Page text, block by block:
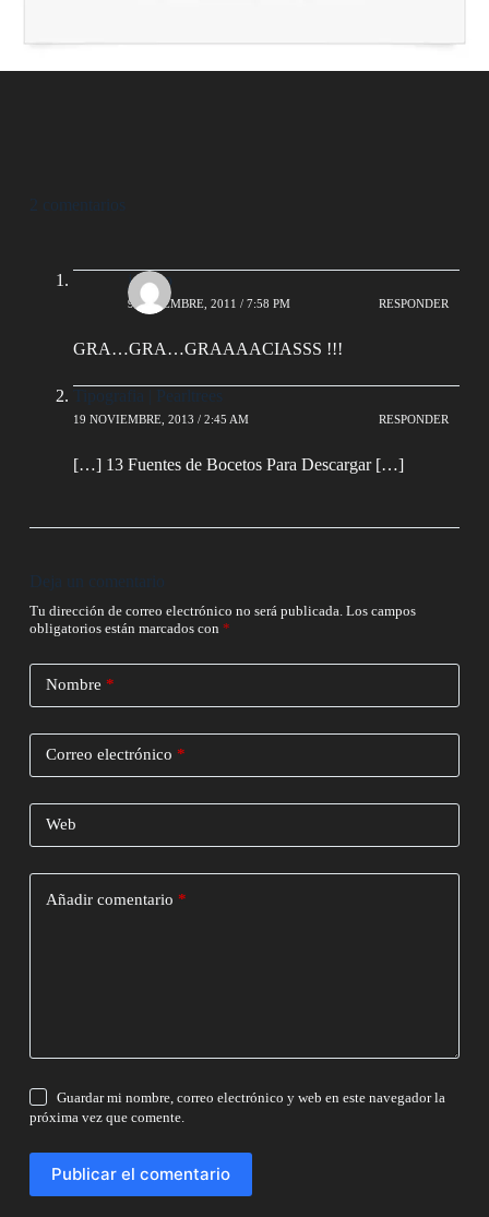
2 comentarios
jorgito
9 DICIEMBRE, 2011 / 7:58 PM RESPONDER
GRA…GRA…GRAAAACIASSS !!!
Tipografia | Pearltrees
19 NOVIEMBRE, 2013 / 2:45 AM RESPONDER
[…] 13 Fuentes de Bocetos Para Descargar […]
Deja un comentario
Tu dirección de correo electrónico no será publicada. Los campos
obligatorios están marcados con *
Nombre *
Correo electrónico *
Web
Añadir comentario *
Guardar mi nombre, correo electrónico y web en este navegador la
próxima vez que comente.
Publicar el comentario